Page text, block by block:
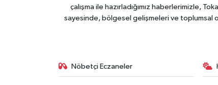
çalışma ile hazırladığımız haberlerimizle,
sayesinde, bölgesel gelişmeleri ve toplumsal
Nöbetçi Eczaneler